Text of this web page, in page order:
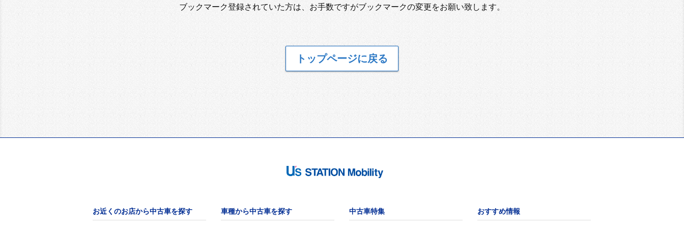
ブックマーク登録されていた方は、お手数ですがブックマークの変更をお願い致します。
トップページに戻る
お近くのお店から中古車を探す 車種から中古車を探す 中古車特集 おすすめ情報